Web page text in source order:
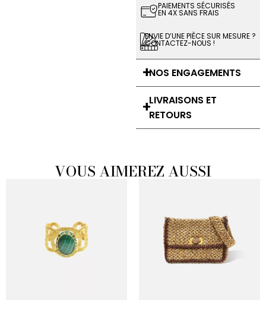
PAIEMENTS SÉCURISÉS
EN 4X SANS FRAIS
ENVIE D’UNE PIÈCE SUR MESURE ?
CONTACTEZ-NOUS !
NOS ENGAGEMENTS
LIVRAISONS ET
RETOURS
VOUS AIMEREZ AUSSI